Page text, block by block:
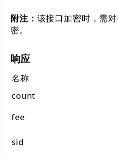
附注： 该接口加密时，需
密。
响应
名称
count
fee
sid